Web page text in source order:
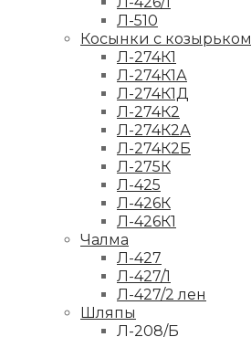
Л-510
Косынки с козырьком
Л-274К1
Л-274К1А
Л-274К1Д
Л-274К2
Л-274К2А
Л-274К2Б
Л-275К
Л-425
Л-426К
Л-426К1
Чалма
Л-427
Л-427/1
Л-427/2 лен
Шляпы
Л-208/Б